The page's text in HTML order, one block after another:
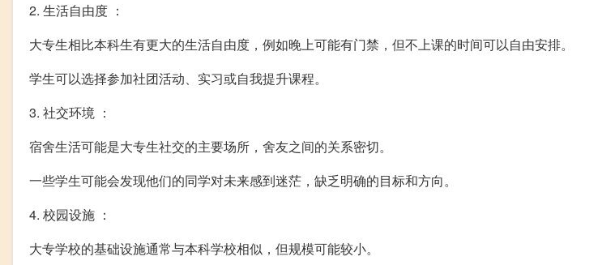
2. 生活自由度 ：
大专生相比本科生有更大的生活自由度，例如晚上可能有门禁，但不上课的时间可以自由安排。
学生可以选择参加社团活动、实习或自我提升课程。
3. 社交环境 ：
宿舍生活可能是大专生社交的主要场所，舍友之间的关系密切。
一些学生可能会发现他们的同学对未来感到迷茫，缺乏明确的目标和方向。
4. 校园设施 ：
大专学校的基础设施通常与本科学校相似，但规模可能较小。